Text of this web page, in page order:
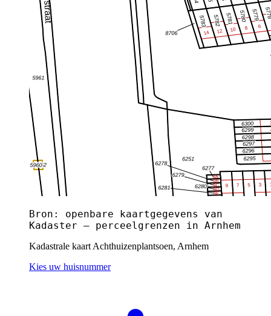
Bron: openbare kaartgegevens van
Kadaster — perceelgrenzen in Arnhem
Kadastrale kaart Achthuizenplantsoen, Arnhem
Kies uw huisnummer